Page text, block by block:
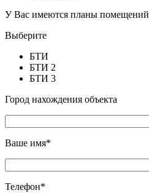
У Вас имеются планы помещений
Выберите
БТИ
БТИ 2
БТИ 3
Город нахождения объекта
Ваше имя*
Телефон*